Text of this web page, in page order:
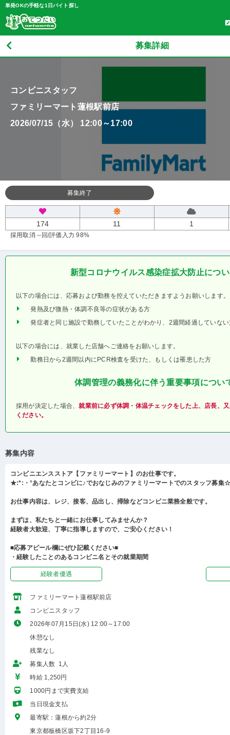
単発OKの手軽な1日バイト探し
募集詳細
コンビニスタッフ
ファミリーマート蓮根駅前店
2026/07/15（水） 12:00～17:00
募集終了
174 11 1
採用取消 --回/評価入力 98%
新型コロナウイルス感染症拡大防止につ
以下の場合には、応募および勤務を控えていただきますようお願いします。
発熱及び微熱・体調不良等の症状がある方
発症者と同じ施設で勤務していたことがわかり、2週間経過していな
以下の場合には、就業した店舗へご連絡をお願いします。
勤務日から2週間以内にPCR検査を受けた、もしくは罹患した方
体調管理の義務化に伴う重要事項につい
採用が決定した場合、就業前に必ず体調・体温チェックをした上、店長、
ください。
募集内容
コンビニエンスストア【ファミリーマート】のお仕事です。
★:*:・°あなたとコンビに♪でおなじみのファミリーマートでのスタッフ募集
お仕事内容は、レジ、接客、品出し、掃除などコンビニ業務全般です。
まずは、私たちと一緒にお仕事してみませんか？
経験者大歓迎、丁寧に指導しますので、ご安心ください！
■応募アピール欄にぜひ記載ください■
・経験したことのあるコンビニ名とその就業期間
経験者優遇
ファミリーマート蓮根駅前店
コンビニスタッフ
2026年07月15日(水) 12:00～17:00
休憩なし
残業なし
募集人数 1人
時給 1,250円
1000円まで実費支給
当日現金支払
最寄駅：蓮根から約2分
東京都板橋区坂下2丁目16-9